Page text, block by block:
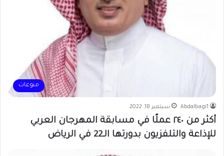
منوعات
Abdalbagi1 سبتمبر 18, 2022
أكثر من ٢٤٠ عملًا في مسابقة المهرجان العربي
للإذاعة والتلفزيون بدورتها الـ22 في الرياض